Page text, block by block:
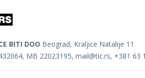
BITI DOO Beograd, Kraljice Natalije 11
MB 22023195, mail@tic.rs, +381 63